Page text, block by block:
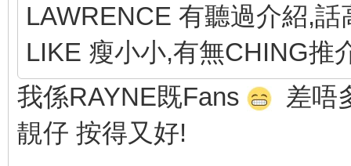
LAWRENCE 有聽過介紹,
LIKE 瘦小小,有無CHING推
我係RAYNE既Fans
差唔
靚仔 按得又好!